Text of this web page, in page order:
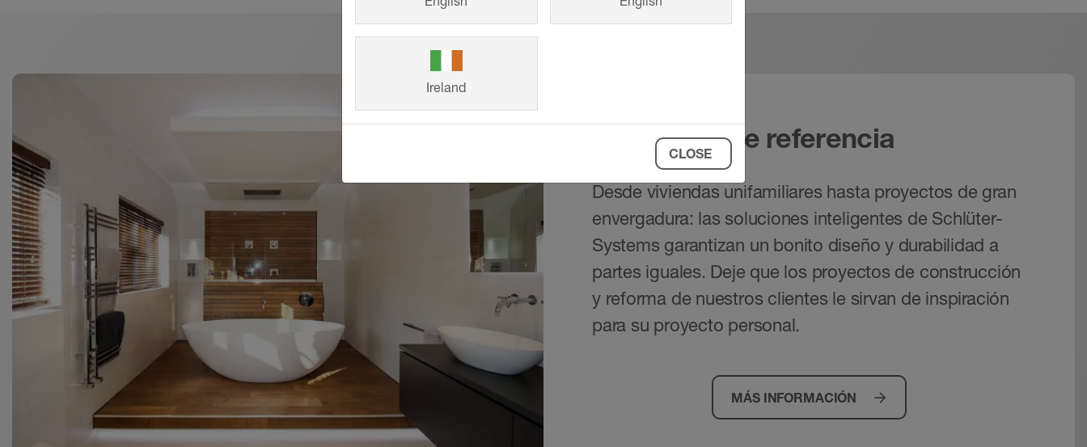
Proyectos de referencia
Desde viviendas unifamiliares hasta proyectos de gran
envergadura: las soluciones inteligentes de Schlüter-
Systems garantizan un bonito diseño y durabilidad a
partes iguales. Deje que los proyectos de construcción
y reforma de nuestros clientes le sirvan de inspiración
para su proyecto personal.
MÁS INFORMACIÓN
Ireland
CLOSE